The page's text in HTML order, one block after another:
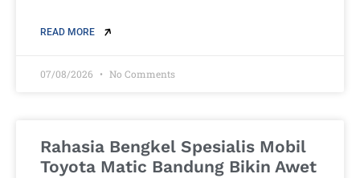
READ MORE
07/08/2026 No Comments
Rahasia Bengkel Spesialis Mobil
Toyota Matic Bandung Bikin Awet